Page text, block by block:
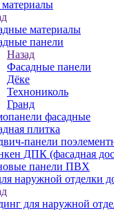
материалы
панели
Назад
Фасадные панели
Дёке
Технониколь
Гранд
фасадные
плитка
панели
ДПК (фасадная
панели ПВХ
наружной отделки
для наружной